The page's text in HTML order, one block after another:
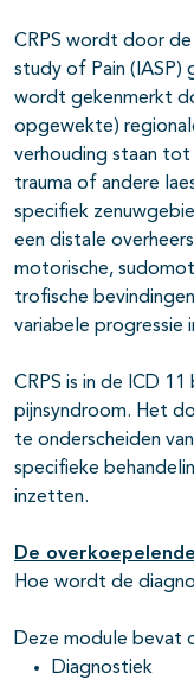
CRPS wordt door
study of Pain (IASP)
wordt gekenmerkt
opgewekte)
verhouding staan
trauma of andere
specifiek
een distale
motorische,
trofische
variabele progressie
CRPS is in de ICD
pijnsyndroom. Het
te onderscheiden
specifieke
inzetten.
De
Hoe wordt de
Deze module bevat
Diagnostiek